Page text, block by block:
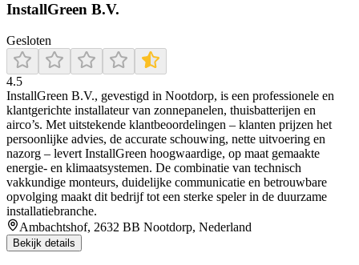
InstallGreen B.V.
Gesloten
4.5
InstallGreen B.V., gevestigd in Nootdorp, is een professionele en
klantgerichte installateur van zonnepanelen, thuisbatterijen en
airco’s. Met uitstekende klantbeoordelingen – klanten prijzen het
persoonlijke advies, de accurate schouwing, nette uitvoering en
nazorg – levert InstallGreen hoogwaardige, op maat gemaakte
energie- en klimaatsystemen. De combinatie van technisch
vakkundige monteurs, duidelijke communicatie en betrouwbare
opvolging maakt dit bedrijf tot een sterke speler in de duurzame
installatiebranche.
Ambachtshof, 2632 BB Nootdorp, Nederland
Bekijk details